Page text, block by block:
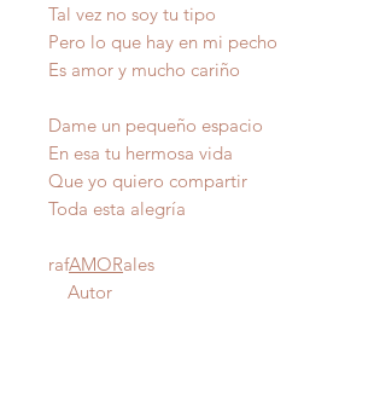
Tal vez no soy tu tipo
Pero lo que hay en mi pecho
Es amor y mucho cariño
Dame un pequeño espacio
En esa tu hermosa vida
Que yo quiero compartir
Toda esta alegría
rafAMORales
Autor